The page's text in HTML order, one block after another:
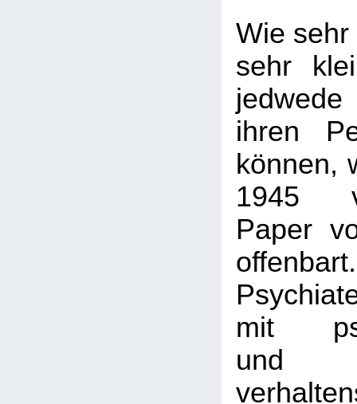
Wie
sehr
ihren
können,
1945
Paper
mit
und